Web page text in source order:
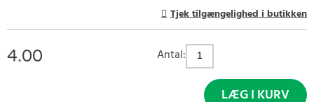
Tjek tilgængelighed i butikken
4.00 Antal:
LÆG I KURV